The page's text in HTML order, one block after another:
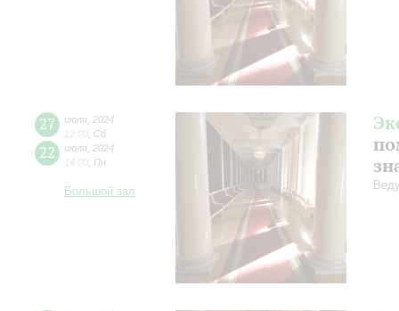
27 июля 2024
12:00 Сб
22 июля 2024
14:00 Пн
Большой зал